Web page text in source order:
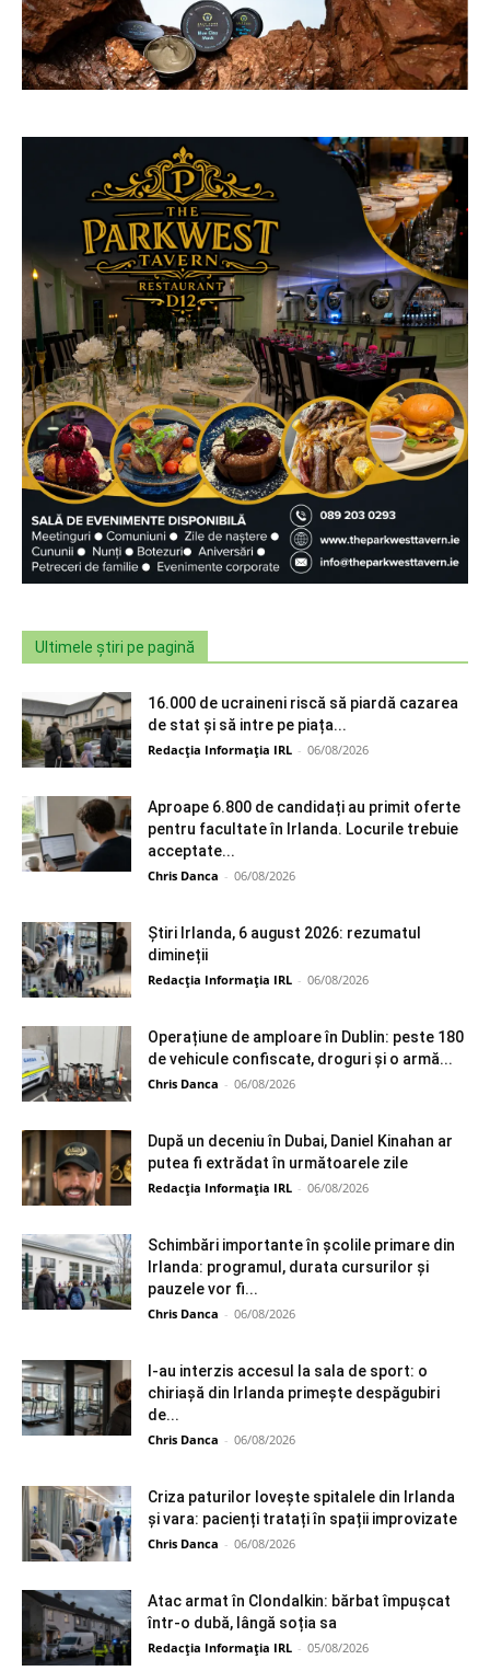
Ultimele știri pe pagină
16.000 de ucraineni riscă să piardă cazarea
de stat și să intre pe piața...
Redacția Informația IRL - 06/08/2026
Aproape 6.800 de candidați au primit oferte
pentru facultate în Irlanda. Locurile trebuie
acceptate...
Chris Danca - 06/08/2026
Știri Irlanda, 6 august 2026: rezumatul
dimineții
Redacția Informația IRL - 06/08/2026
Operațiune de amploare în Dublin: peste 180
de vehicule confiscate, droguri și o armă...
Chris Danca - 06/08/2026
După un deceniu în Dubai, Daniel Kinahan ar
putea fi extrădat în următoarele zile
Redacția Informația IRL - 06/08/2026
Schimbări importante în școlile primare din
Irlanda: programul, durata cursurilor și
pauzele vor fi...
Chris Danca - 06/08/2026
I-au interzis accesul la sala de sport: o
chiriașă din Irlanda primește despăgubiri
de...
Chris Danca - 06/08/2026
Criza paturilor lovește spitalele din Irlanda
și vara: pacienți tratați în spații improvizate
Chris Danca - 06/08/2026
Atac armat în Clondalkin: bărbat împușcat
într-o dubă, lângă soția sa
Redacția Informația IRL - 05/08/2026